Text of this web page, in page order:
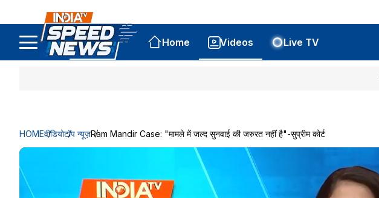
Home Videos Live TV
HOMEवीडियोटॉप न्यूज़Ram Mandir Case: "मामले में जल्द सुनवाई की जरुरत नहीं है"-सुप्रीम कोर्ट